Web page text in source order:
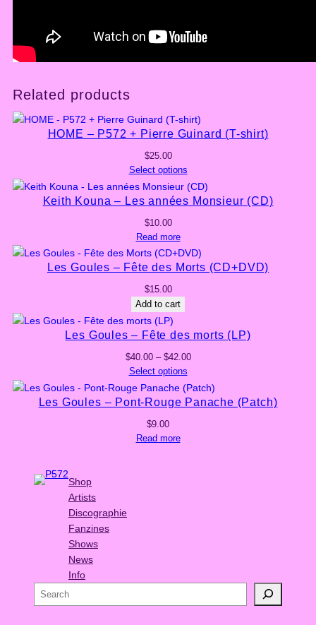
q
u
n
t
i
Related products
HOME – P572 + Pierre Guinard (T-shirt)
$25.00
Select options
Keith Kouna – Les années Monsieur (CD)
$10.00
Read more
Les Goules – Fête des Morts (CD+DVD)
$15.00
Add to cart
Les Goules – Fête des morts (LP)
$40.00 – $42.00Price
$40.00
through
Select options
Les Goules – Pont-Rouge Panache (Patch)
$9.00
Read more
Shop
Artists
Discographie
Fanzines
Shows
News
Info
e